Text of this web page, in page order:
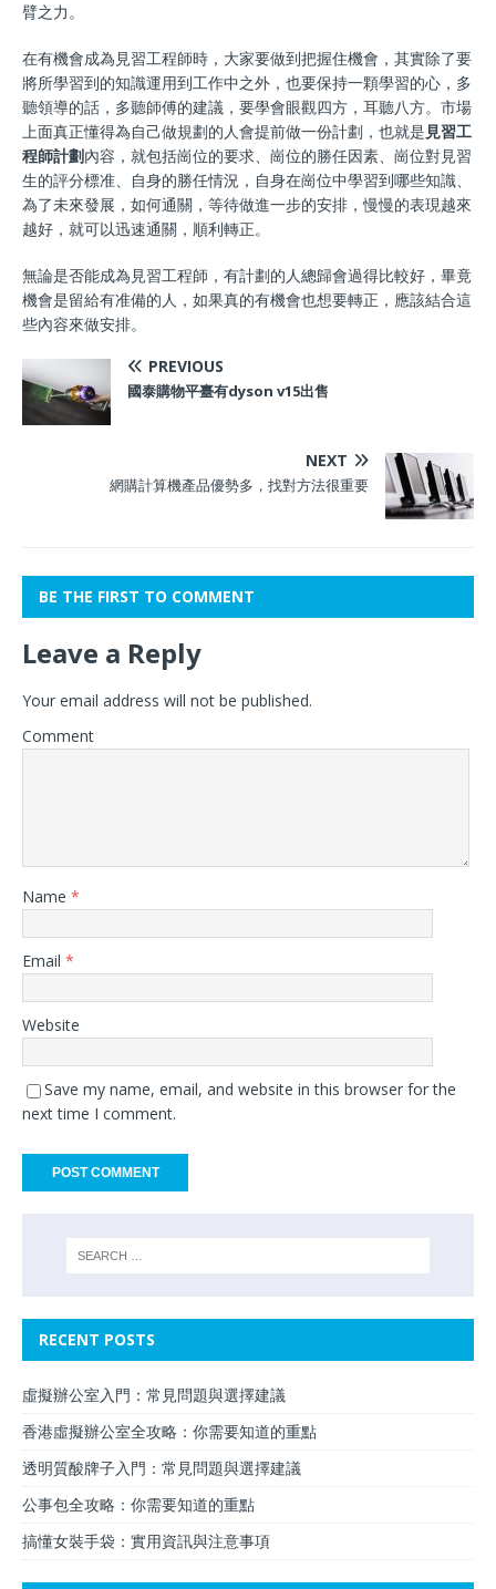
臂之力。
在有機會成為見習工程師時，大家要做到把握住機會，其實除了要
將所學習到的知識運用到工作中之外，也要保持一顆學習的心，多
聽領導的話，多聽師傅的建議，要學會眼觀四方，耳聽八方。市場
上面真正懂得為自己做規劃的人會提前做一份計劃，也就是見習工
程師計劃內容，就包括崗位的要求、崗位的勝任因素、崗位對見習
生的評分標准、自身的勝任情況，自身在崗位中學習到哪些知識、
為了未來發展，如何通關，等待做進一步的安排，慢慢的表現越來
越好，就可以迅速通關，順利轉正。
無論是否能成為見習工程師，有計劃的人總歸會過得比較好，畢竟
機會是留給有准備的人，如果真的有機會也想要轉正，應該結合這
些內容來做安排。
PREVIOUS
國泰購物平臺有dyson v15出售
NEXT
網購計算機產品優勢多，找對方法很重要
BE THE FIRST TO COMMENT
Leave a Reply
Your email address will not be published.
Comment
Name *
Email *
Website
Save my name, email, and website in this browser for the
next time I comment.
RECENT POSTS
虛擬辦公室入門：常見問題與選擇建議
香港虛擬辦公室全攻略：你需要知道的重點
透明質酸牌子入門：常見問題與選擇建議
公事包全攻略：你需要知道的重點
搞懂女裝手袋：實用資訊與注意事項